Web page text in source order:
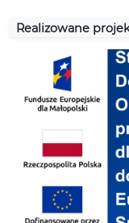
Realizowane